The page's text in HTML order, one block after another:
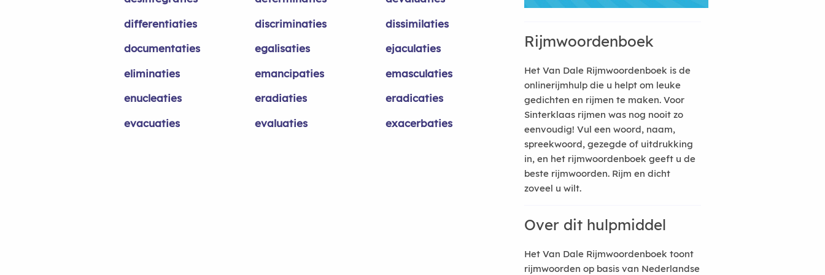
differentiaties
discriminaties
dissimilaties
documentaties
egalisaties
ejaculaties
eliminaties
emancipaties
emasculaties
enucleaties
eradiaties
eradicaties
evacuaties
evaluaties exacerbaties
Rijmwoordenboek
Het Van Dale Rijmwoordenboek is de
onlinerijmhulp die u helpt om leuke
gedichten en rijmen te maken. Voor
Sinterklaas rijmen was nog nooit zo
eenvoudig! Vul een woord, naam,
spreekwoord, gezegde of uitdrukking
in, en het rijmwoordenboek geeft u de
beste rijmwoorden. Rijm en dicht
zoveel u wilt.
Over dit hulpmiddel
Het Van Dale Rijmwoordenboek toont
rijmwoorden op basis van Nederlandse